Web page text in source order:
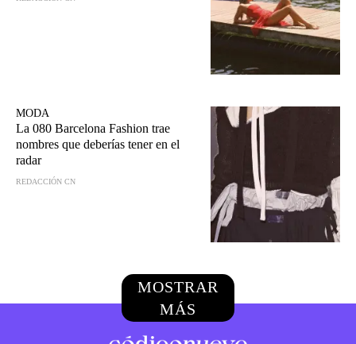
MODA
La 080 Barcelona Fashion trae
nombres que deberías tener en el
radar
REDACCIÓN CN
MOSTRAR
MÁS